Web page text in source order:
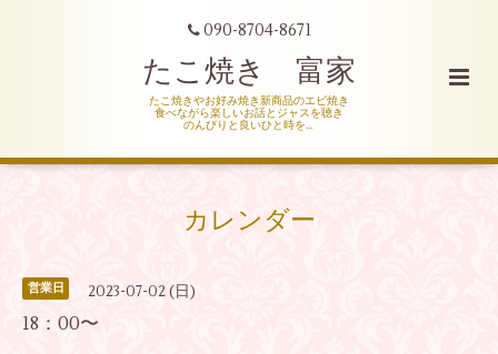
090-8704-8671
たこ焼き 富家
たこ焼きやお好み焼き新商品のエビ焼き
食べながら楽しいお話とジャスを聴き
のんびりと良いひと時を…
カレンダー
営業日 2023-07-02 (日)
18：00〜